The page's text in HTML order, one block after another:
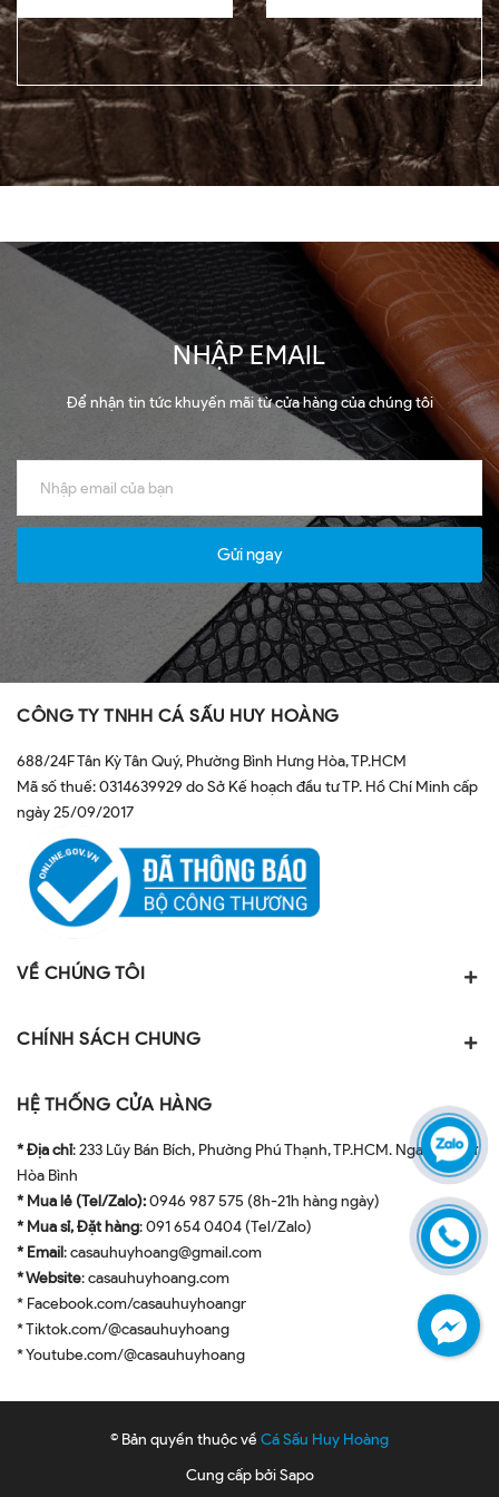
NHẬP EMAIL
Để nhận tin tức khuyến mãi từ cửa hàng của chúng tôi
Gửi ngay
CÔNG TY TNHH CÁ SẤU HUY HOÀNG
688/24F Tân Kỳ Tân Quý, Phường Bình Hưng Hòa, TP.HCM
Mã số thuế: 0314639929 do Sở Kế hoạch đầu tư TP. Hồ Chí Minh cấp
ngày 25/09/2017
VỀ CHÚNG TÔI
CHÍNH SÁCH CHUNG
HỆ THỐNG CỬA HÀNG
* Địa chỉ: 233 Lũy Bán Bích, Phường Phú Thạnh, TP.HCM. Ngay ngã tư
Hòa Bình
* Mua lẻ (Tel/Zalo):0946 987 575 (8h-21h hàng ngày)
* Mua sỉ, Đặt hàng: 091 654 0404 (Tel/Zalo)
* Email: casauhuyhoang@gmail.com
* Website: casauhuyhoang.com
* Facebook.com/casauhuyhoangr
* Tiktok.com/@casauhuyhoang
* Youtube.com/@casauhuyhoang
© Bản quyền thuộc về Cá Sấu Huy Hoàng
Cung cấp bởi Sapo